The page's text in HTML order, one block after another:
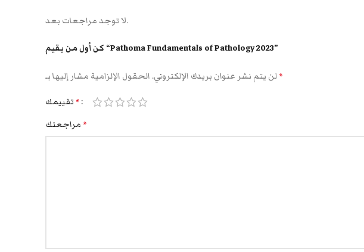
لا توجد مراجعات بعد.
كن أول من يقيم “Pathoma Fundamentals of Pathology 2023”
لن يتم نشر عنوان بريدك الإلكتروني.*
*
*